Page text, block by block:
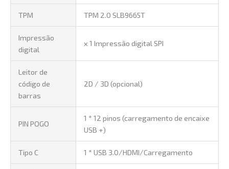
TPM TPM 2.0 SLB9665T
Impressão
digital
x 1 Impressão digital SPI
Leitor de
código de
barras
2D / 3D (opcional)
PIN POGO
1 * 12 pinos (carregamento de encaixe
USB +)
Tipo C 1 * USB 3.0/HDMI/Carregamento